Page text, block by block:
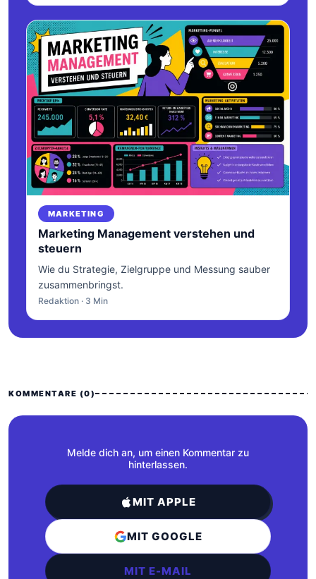
MARKETING
Marketing Management verstehen und
steuern
Wie du Strategie, Zielgruppe und Messung sauber
zusammenbringst.
Redaktion · 3 Min
KOMMENTARE (0)
Melde dich an, um einen Kommentar zu
hinterlassen.
MIT APPLE
MIT GOOGLE
MIT E-MAIL